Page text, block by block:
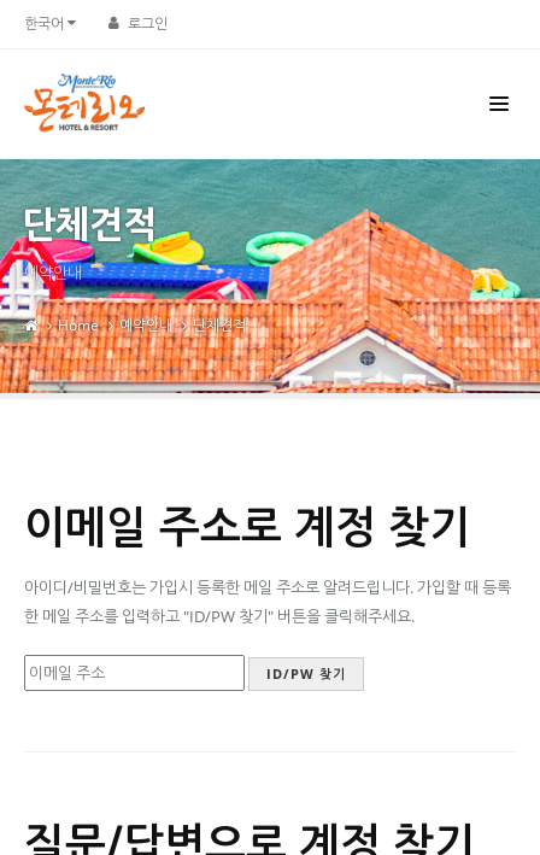
한국어 로그인
단체견적
예약안내
Home 예약안내 단체견적
이메일 주소로 계정 찾기
아이디/비밀번호는 가입시 등록한 메일 주소로 알려드립니다. 가입할 때 등록
한 메일 주소를 입력하고 "ID/PW 찾기" 버튼을 클릭해주세요.
질문/답변으로 계정 찾기